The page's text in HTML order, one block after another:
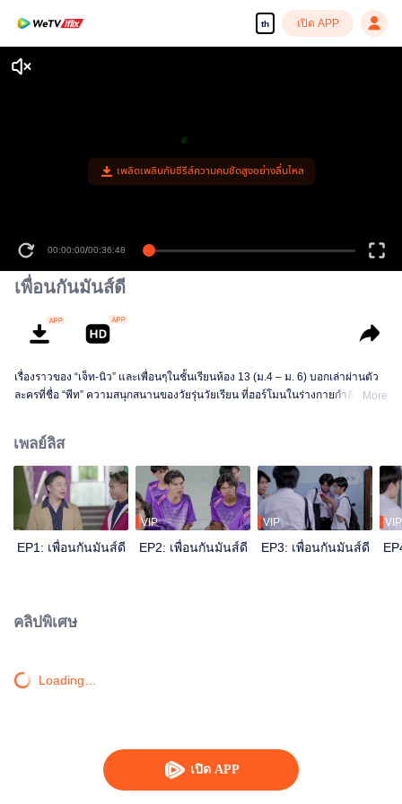
th เปิด APP
เปิด APP
เพลิดเพลินกับซีรีส์ความคมชัดสูงอย่างลื่นไหล
00:00:00/00:36:48
เพื่อนกันมันส์ดี
เรื่องราวของ “เจ็ท-นิว” และเพื่อนๆในชั้นเรียนห้อง 13 (ม.4 – ม. 6) บอกเล่าผ่านตัว
ละครที่ชื่อ “พีท” ความสนุกสนานของวัยรุ่นวัยเรียน ที่ฮอร์โมนในร่างกายกำลังพุ่ง
เกิดขึ้นเพราะการอยากรู้อยากลองของวัยรุ่น เกิดขึ้นเพราะการไม่รู้ในหัวใจตัวเอง
หรือว่าเกิดขึ้นเพราะความสับสนของหัวใจ แล้วความรักไม่มีเพศจริงหรือไม่ เด็ก
สมัยนี้โตเกินวัยไปหรือเปล่า ค้นหาคำตอบเหล่านี้ได้ใน Lady Boy Friends The
Series เพื่อนกันมันส์ดี
More
เพลย์ลิส
EP1: เพื่อนกันมันส์ดี
VIP
EP2: เพื่อนกันมันส์ดี
VIP
EP3: เพื่อนกันมันส์ดี
VIP
คลิปพิเศษ
Loading…